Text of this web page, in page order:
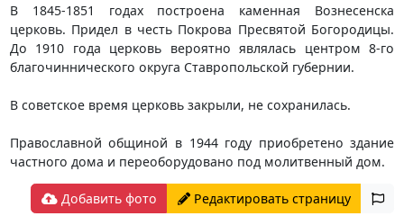
В 1845-1851 годах построена каменная Вознесенска
церковь. Придел в честь Покрова Пресвятой Богородицы.
До 1910 года церковь вероятно являлась центром 8-го
благочиннического округа Ставропольской губернии.
В советское время церковь закрыли, не сохранилась.
Православной общиной в 1944 году приобретено здание
частного дома и переоборудовано под молитвенный дом.
Добавить фото Редактировать страницу